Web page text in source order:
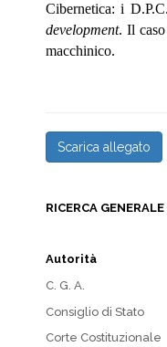
Cibernetica: i
development. Il
macchinico.
Scarica allegato
RICERCA
Autorità
C. G. A.
Consiglio di Stato
Corte Costituzionale